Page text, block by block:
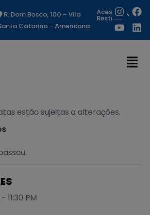
R. Dom Bosco, 100 – Vila
Catarina – Americana
Acesso
Restrito
estão sujeitas a alterações.
- 11:30 PM